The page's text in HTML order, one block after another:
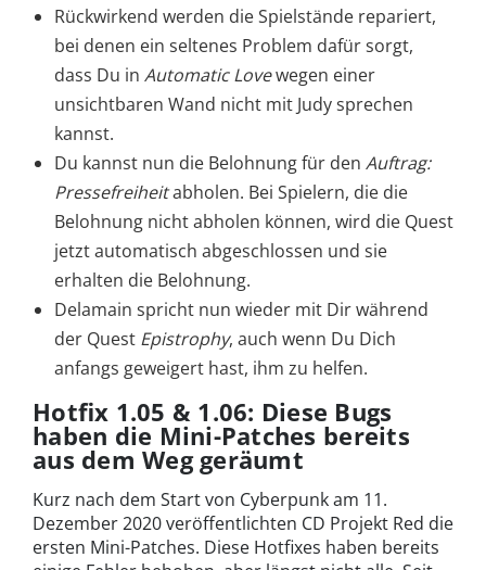
Rückwirkend werden die Spielstände repariert,
bei denen ein seltenes Problem dafür sorgt,
dass Du in Automatic Lovewegen einer
unsichtbaren Wand nicht mit Judy sprechen
kannst.
Du kannst nun die Belohnung für den Auftrag:
Pressefreiheitabholen. Bei Spielern, die die
Belohnung nicht abholen können, wird die Quest
jetzt automatisch abgeschlossen und sie
erhalten die Belohnung.
Delamain spricht nun wieder mit Dir während
der Quest Epistrophy, auch wenn Du Dich
anfangs geweigert hast, ihm zu helfen.
Hotfix 1.05 & 1.06: Diese Bugs
haben die Mini-Patches bereits
aus dem Weg geräumt
Kurz nach dem Start von Cyberpunk am 11.
Dezember 2020 veröffentlichten CD Projekt Red die
ersten Mini-Patches. Diese Hotfixes haben bereits